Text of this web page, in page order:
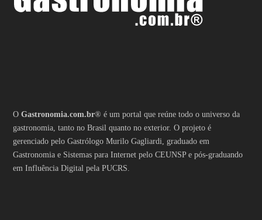
OGastronomia.com.br® é um portal que reúne todo o universo da
gastronomia, tanto no Brasil quanto no exterior. O projeto é
gerenciado pelo Gastrólogo Murilo Gagliardi, graduado em
Gastronomia e Sistemas para Internet pelo CEUNSP e pós-graduando
em Influência Digital pela PUCRS.